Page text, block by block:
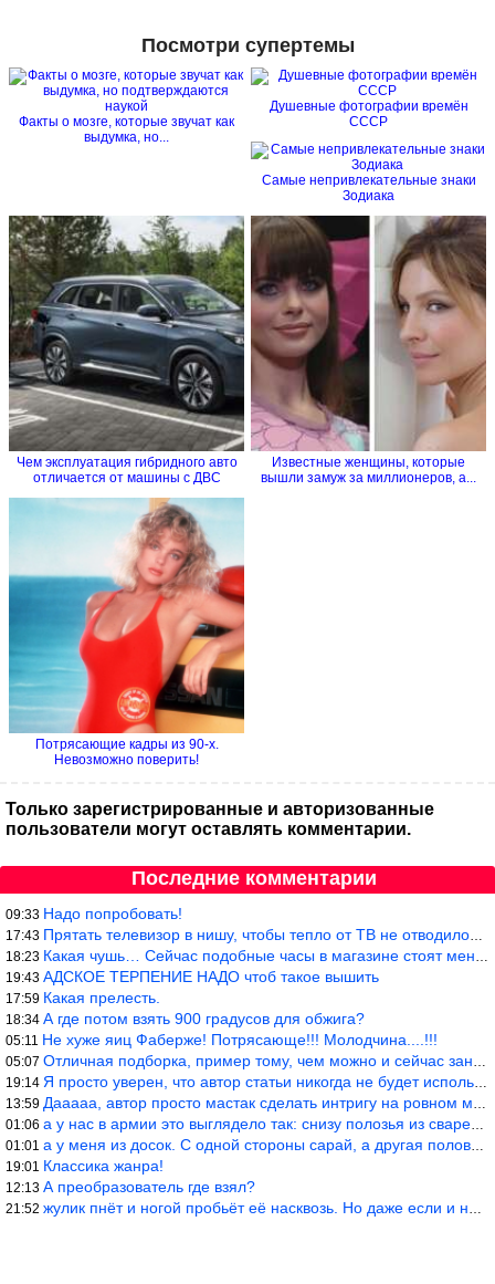
Посмотри супертемы
Факты о мозге, которые звучат как
выдумка, но...
Душевные фотографии времён
СССР
Самые непривлекательные знаки
Зодиака
Чем эксплуатация гибридного авто
отличается от машины с ДВС
Известные женщины, которые
вышли замуж за миллионеров, а...
Потрясающие кадры из 90-х.
Невозможно поверить!
Только зарегистрированные и авторизованные
пользователи могут оставлять комментарии.
Последние комментарии
09:33 Надо попробовать!
17:43 Прятать телевизор в нишу, чтобы тепло от ТВ не отводилось и теле
18:23 Какая чушь… Сейчас подобные часы в магазине стоят меньше 10 долл
19:43 АДСКОЕ ТЕРПЕНИЕ НАДО чтоб такое вышить
17:59 Какая прелесть.
18:34 А где потом взять 900 градусов для обжига?
05:11 Не хуже яиц Фаберже! Потрясающе!!! Молодчина....!!!
05:07 Отличная подборка, пример тому, чем можно и сейчас заниматься…
19:14 Я просто уверен, что автор статьи никогда не будет использовать
13:59 Дааааа, автор просто мастак сделать интригу на ровном месте! А н
01:06 а у нас в армии это выглядело так: снизу полозья из сваренные тр
01:01 а у меня из досок. С одной стороны сарай, а другая половина — ду
19:01 Классика жанра!
12:13 А преобразователь где взял?
21:52 жулик пнёт и ногой пробьёт её насквозь. Но даже если и никогда н